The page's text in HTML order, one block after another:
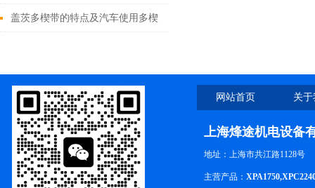
盖茨多楔带的特点及汽车使用多楔
网站首页 关
上海烽途机电设备
地址：上海市共江路1128号
主营产品：